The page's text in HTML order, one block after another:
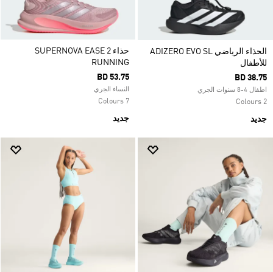
الحذاء الرياضي ADIZERO EVO SL
للأطفال
BD 38.75
اطفال 4-8 سنوات الجري
2 Colours
جديد
حذاء SUPERNOVA EASE 2
RUNNING
BD 53.75
النساء الجري
7 Colours
جديد